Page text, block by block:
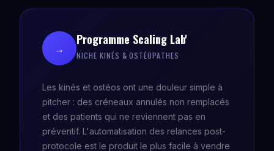
→
Programme Scaling Lab'
NICHE KINÉS & OSTÉOPATHES
Les kinés et ostéos ont une douleur simple à
pitcher : des créneaux annulés non remplacés
et des patients qui ne reviennent pas en
préventif. L'automatisation des relances post-
protocole est le produit le plus facile à vendre